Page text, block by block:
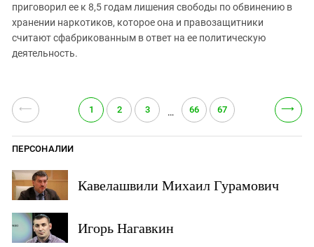
приговорил ее к 8,5 годам лишения свободы по обвинению в
хранении наркотиков, которое она и правозащитники
считают сфабрикованным в ответ на ее политическую
деятельность.
⟵ 1 2 3 … 66 67 ⟶
ПЕРСОНАЛИИ
Кавелашвили Михаил Гурамович
Игорь Нагавкин